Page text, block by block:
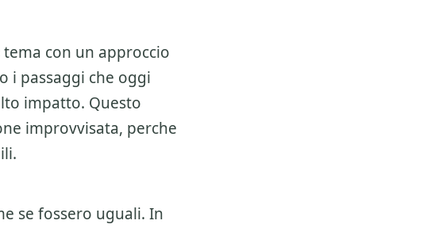
con un approccio
i passaggi che oggi
impatto. Questo
improvvisata, perche
se fossero uguali. In